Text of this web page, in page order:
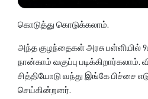
கொடுத்து கொடுக்கலாம்.
அந்த குழந்தைகள் அரசு பள்ளியில் 9ம்
நான்காம் வகுப்பு படிக்கிறார்கலாம்.
சித்தியோடு வந்து இங்கே பிச்சை
செய்கின்றனர்.